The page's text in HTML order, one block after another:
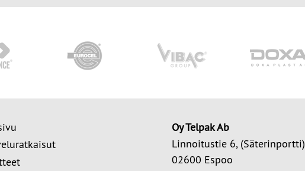
Oy Telpak Ab
Linnoitustie 6, (Säterinportti)
02600 Espoo